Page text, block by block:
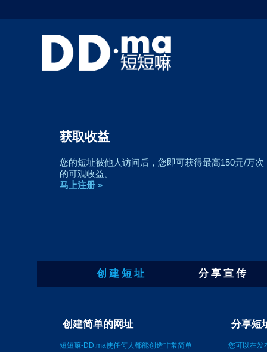
获取收益
您的短址被他人访问后，您即可获得最高150元/万次
的可观收益。
马上注册 »
创 建 短 址 分 享 宣 传
创建简单的网址